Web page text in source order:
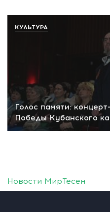
Голос памяти:
Победы Кубанского
КУЛЬТУРА
Новости МирТесен